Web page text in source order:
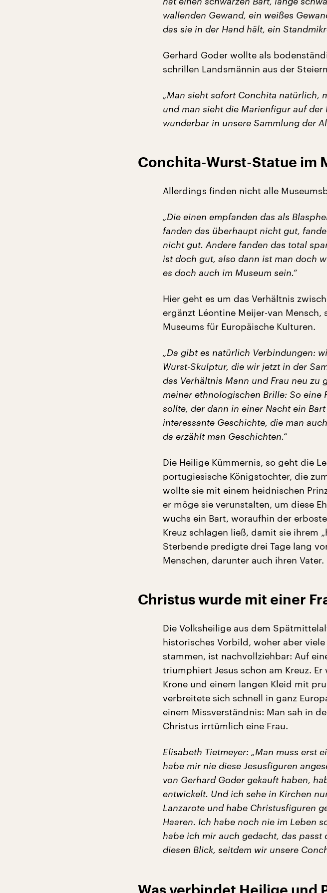
wallenden Gewand, ein weißes
das sie in der Hand hält, ein
Gerhard Goder wollte als
schrillen Landsmännin aus der
„Man sieht sofort Conchita natürlich,
und man sieht die Marienfigur auf
wunderbar in unsere Sammlung der
Conchita-Wurst-Statue im
Allerdings finden nicht alle
„Die einen empfanden das als
fanden das überhaupt nicht gut,
nicht gut. Andere fanden das total
ist doch gut, also dann ist man doch
es doch auch im Museum sein.“
Hier geht es um das Verhältnis
ergänzt Léontine Meijer-van
Museums für Europäische Kulturen.
„Da gibt es natürlich Verbindungen:
Wurst-Skulptur, die wir jetzt in der
das Verhältnis Mann und Frau neu
meiner ethnologischen Brille: So eine
sollte, der dann in einer Nacht ein
interessante Geschichte, die man
da erzählt man Geschichten.“
Die Heilige Kümmernis, so geht die
portugiesische Königstochter, die
wollte sie mit einem heidnischen
er möge sie verunstalten, um diese
wuchs ein Bart, woraufhin der
Kreuz schlagen ließ, damit sie ihrem
Sterbende predigte drei Tage lang
Menschen, darunter auch ihren Vater.
Christus wurde mit einer
Die Volksheilige aus dem
historisches Vorbild, woher aber
stammen, ist nachvollziehbar: Auf
triumphiert Jesus schon am Kreuz.
Krone und einem langen Kleid mit
verbreitete sich schnell in ganz
einem Missverständnis: Man sah in
Christus irrtümlich eine Frau.
Elisabeth Tietmeyer: „Man muss erst
habe mir nie diese Jesusfiguren
von Gerhard Goder gekauft haben,
entwickelt. Und ich sehe in Kirchen
Lanzarote und habe Christusfiguren
Haaren. Ich habe noch nie im Leben
habe ich mir auch gedacht, das
diesen Blick, seitdem wir unsere